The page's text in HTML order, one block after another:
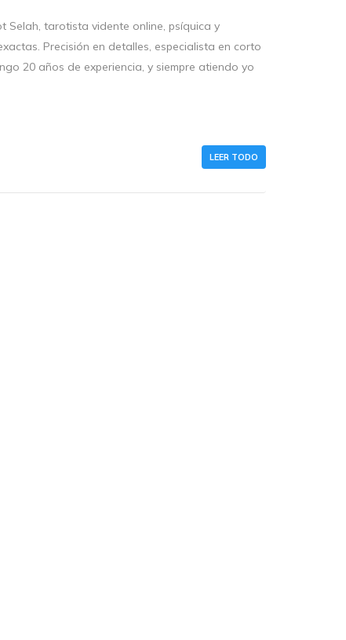
Selah, tarotista vidente online, psíquica y
Precisión en detalles, especialista en corto
20 años de experiencia, y siempre atiendo yo
LEER TODO